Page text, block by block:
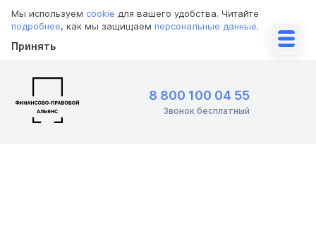
Мы используем cookie для вашего удобства. Читайте
подробнее, как мы защищаем персональные данные.
Принять
8 800 100 04 55
Звонок бесплатный